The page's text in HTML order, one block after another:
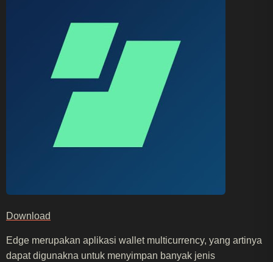
Download
Edge merupakan aplikasi wallet multicurrency, yang artinya
dapat digunakna untuk menyimpan banyak jenis